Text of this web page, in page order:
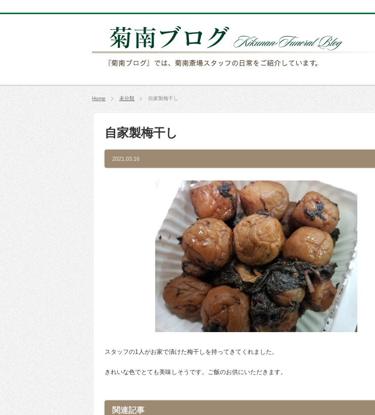
Home 未分類 自家製梅干し
自家製梅干し
2021.03.16
スタッフの1人がお家で漬けた梅干しを持ってきてくれました。
きれいな色でとても美味しそうです。ご飯のお供にいただきます。
関連記事